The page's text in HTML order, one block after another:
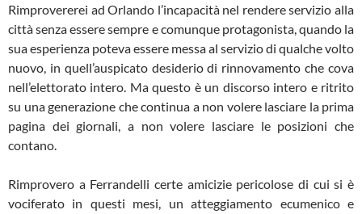
Rimprovererei ad Orlando l’incapacità nel rendere servizio alla
città senza essere sempre e comunque protagonista, quando la
sua esperienza poteva essere messa al servizio di qualche volto
nuovo, in quell’auspicato desiderio di rinnovamento che cova
nell’elettorato intero. Ma questo è un discorso intero e ritrito
su una generazione che continua a non volere lasciare la prima
pagina dei giornali, a non volere lasciare le posizioni che
contano.
Rimprovero a Ferrandelli certe amicizie pericolose di cui si è
vociferato in questi mesi, un atteggiamento ecumenico e